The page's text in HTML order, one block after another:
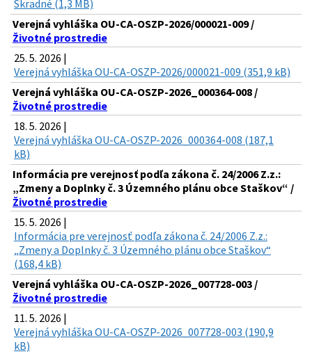
Škradné (1,3 MB)
Verejná vyhláška OU-CA-OSZP-2026/000021-009 /
Životné prostredie
25. 5. 2026 |
Verejná vyhláška OU-CA-OSZP-2026/000021-009 (351,9 kB)
Verejná vyhláška OU-CA-OSZP-2026_000364-008 /
Životné prostredie
18. 5. 2026 |
Verejná vyhláška OU-CA-OSZP-2026_000364-008 (187,1
kB)
Informácia pre verejnosť podľa zákona č. 24/2006 Z.z.:
„Zmeny a Doplnky č. 3 Územného plánu obce Staškov“ /
Životné prostredie
15. 5. 2026 |
Informácia pre verejnosť podľa zákona č. 24/2006 Z.z.:
„Zmeny a Doplnky č. 3 Územného plánu obce Staškov“
(168,4 kB)
Verejná vyhláška OU-CA-OSZP-2026_007728-003 /
Životné prostredie
11. 5. 2026 |
Verejná vyhláška OU-CA-OSZP-2026_007728-003 (190,9
kB)